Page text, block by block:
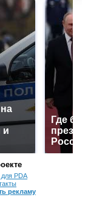
и
Где
PDA
рекламу